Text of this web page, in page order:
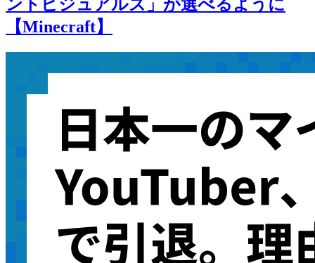
ントビジュアルズ」が選べるように
【Minecraft】